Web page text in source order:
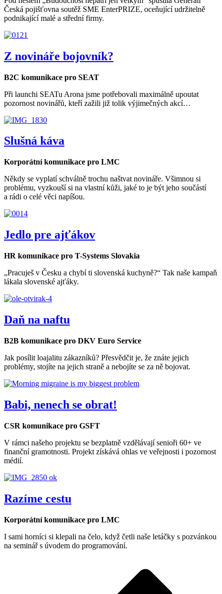
Česká pojišťovna soutěž SME EnterPRIZE, oceňující udržitelně
podnikající malé a střední firmy.
Z novináře bojovník?
B2C komunikace pro SEAT
Při launchi SEATu Arona jsme potřebovali maximálně upoutat
pozornost novinářů, kteří zažili již tolik výjimečných akcí…
Slušná káva
Korporátní komunikace pro LMC
Někdy se vyplatí schválně trochu naštvat novináře. Všimnou si
problému, vyzkouší si na vlastní kůži, jaké to je být jeho součástí
a rádi o celé věci napíšou.
Jedlo pre ajťákov
HR komunikace pro T-Systems Slovakia
„Pracuješ v Česku a chybí ti slovenská kuchyně?“ Tak naše kampaň
lákala slovenské ajťáky.
Daň na naftu
B2B komunikace pro DKV Euro Service
Jak posílit loajalitu zákazníků? Přesvědčit je, že znáte jejich
problémy, stojíte na jejich straně a nebojíte se za ně bojovat.
Babi, nenech se obrat!
CSR komunikace pro GSFT
V rámci našeho projektu se bezplatně vzdělávají senioři 60+ ve
finanční gramotnosti. Projekt získává ohlas ve veřejnosti i pozornost
médií.
Razíme cestu
Korporátní komunikace pro LMC
I sami horníci si klepali na čelo, když četli naše letáčky s pozvánkou
na seminář s úvodem do programování.